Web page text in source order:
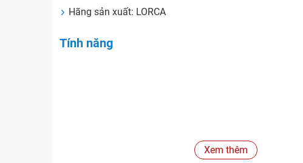
Hãng sản xuất: LORCA
Tính năng
Xem thêm